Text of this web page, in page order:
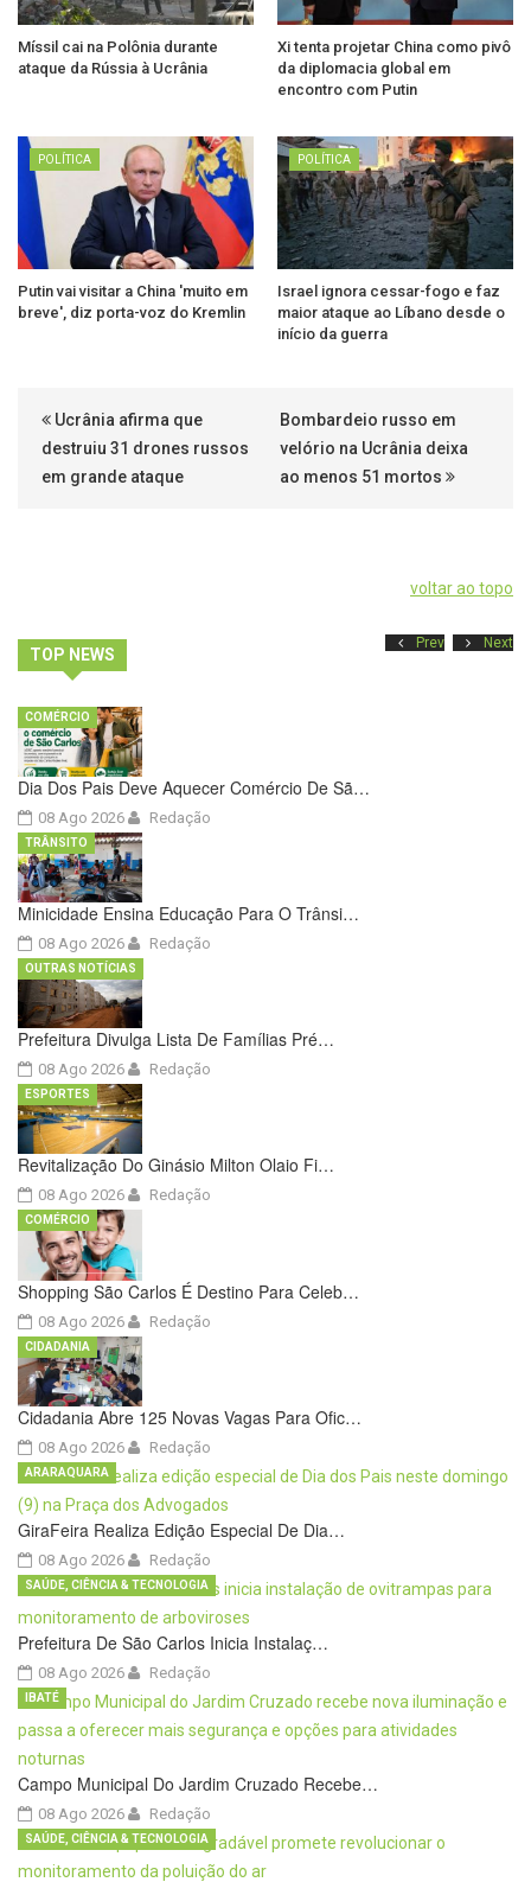
Míssil cai na Polônia durante
ataque da Rússia à Ucrânia
Xi tenta projetar China como pivô
da diplomacia global em
encontro com Putin
POLÍTICA
Putin vai visitar a China 'muito em
breve', diz porta-voz do Kremlin
POLÍTICA
Israel ignora cessar-fogo e faz
maior ataque ao Líbano desde o
início da guerra
Ucrânia afirma que
destruiu 31 drones russos
em grande ataque
Bombardeio russo em
velório na Ucrânia deixa
ao menos 51 mortos
voltar ao topo
TOP NEWS
Prev Next
Dia Dos Pais Deve Aquecer Comércio De Sã…
08 Ago 2026
COMÉRCIO
Redação
Minicidade Ensina Educação Para O Trânsi…
08 Ago 2026
TRÂNSITO
Redação
Prefeitura Divulga Lista De Famílias Pré…
08 Ago 2026
OUTRAS NOTÍCIAS
Redação
Revitalização Do Ginásio Milton Olaio Fi…
08 Ago 2026
ESPORTES
Redação
Shopping São Carlos É Destino Para Celeb…
08 Ago 2026
COMÉRCIO
Redação
Cidadania Abre 125 Novas Vagas Para Ofic…
08 Ago 2026
CIDADANIA
Redação
GiraFeira Realiza Edição Especial De Dia…
08 Ago 2026
ARARAQUARA
Redação
Prefeitura De São Carlos Inicia Instalaç…
08 Ago 2026
SAÚDE, CIÊNCIA & TECNOLOGIA
Redação
Campo Municipal Do Jardim Cruzado Recebe…
08 Ago 2026
IBATÉ
Redação
SAÚDE, CIÊNCIA & TECNOLOGIA